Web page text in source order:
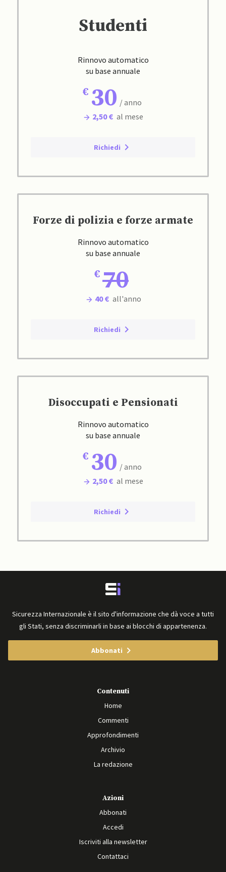
Studenti
Rinnovo automatico
su base annuale
30 / anno
2,50 € al mese
Richiedi
Forze di polizia e forze armate
Rinnovo automatico
su base annuale
70
40 € all'anno
Richiedi
Disoccupati e Pensionati
Rinnovo automatico
su base annuale
30 / anno
2,50 € al mese
Richiedi
Sicurezza Internazionale è il sito d'informazione che dà voce a tutti
gli Stati, senza discriminarli in base ai blocchi di appartenenza.
Abbonati
Contenuti
Home
Commenti
Approfondimenti
Archivio
La redazione
Azioni
Abbonati
Accedi
Iscriviti alla newsletter
Contattaci